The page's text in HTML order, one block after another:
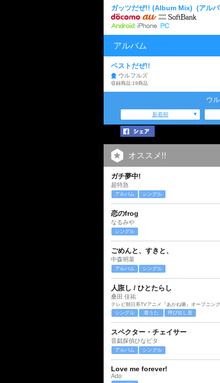
ガッツだぜ!! (Album Mix) (アル
アルバム
ベストだぜ!!
ウルフルズ
収録商品:19商品
ウ
新着順
オススメ!!
ガチ夢中!
超特急
アルバム シングル
恋のfrog
なるみや
シングル
ごめんと、すきと、
中森明菜
アルバム シングル
人誑し / ひとたらし
桑田 佳祐
テレビ朝日系TVアニメ『あかね噺』オープニン
シングル
着うた 呼び出し音
スペクター・チェイサー
音戯探偵ひなビタ
アルバム シングル
Love me forever!
Ado